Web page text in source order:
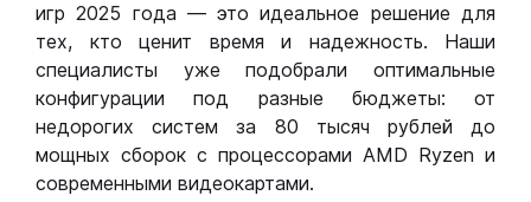
игр 2025 года — это идеальное решение для
тех, кто ценит время и надежность. Наши
специалисты уже подобрали оптимальные
конфигурации под разные бюджеты: от
недорогих систем за 80 тысяч рублей до
мощных сборок с процессорами AMD Ryzen и
современными видеокартами.